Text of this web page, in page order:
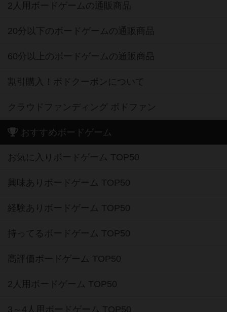
2人用ボードゲームの通販商品
20分以下のボードゲームの通販商品
60分以上のボードゲームの通販商品
割引購入！ボドクーポンについて
クラウドファンディング ボドファン
おすすめボードゲーム
お気に入りボードゲーム TOP50
興味ありボードゲーム TOP50
経験ありボードゲーム TOP50
持ってるボードゲーム TOP50
高評価ボードゲーム TOP50
2人用ボードゲーム TOP50
3～4人用ボードゲーム TOP50